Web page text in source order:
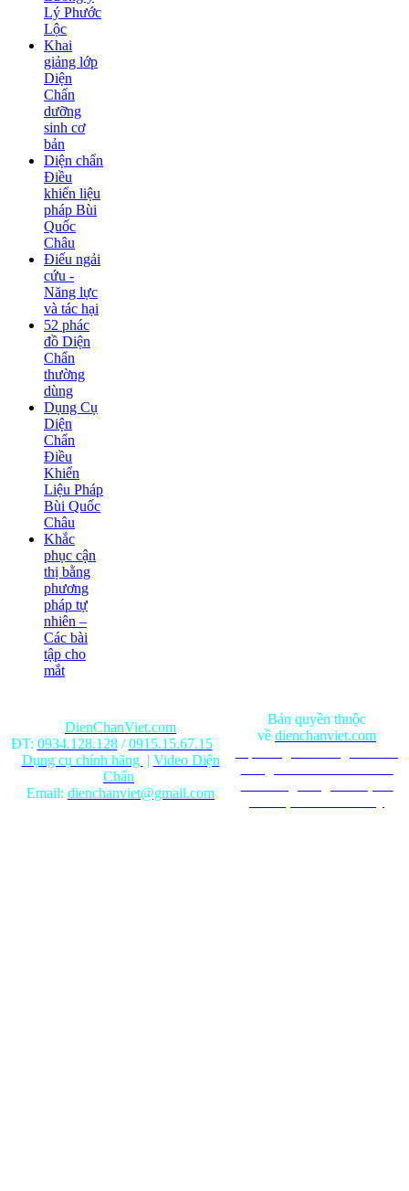
Lý Phước
Lộc
Khai
giảng lớp
Diện
Chẩn
dưỡng
sinh cơ
bản
Diện chẩn
Điều
khiển liệu
pháp Bùi
Quốc
Châu
Điếu ngải
cứu -
Năng lực
và tác hại
52 phác
đồ Diện
Chẩn
thường
dùng
Dụng Cụ
Diện
Chẩn
Điều
Khiển
Liệu Pháp
Bùi Quốc
Châu
Khắc
phục cận
thị bằng
phương
pháp tự
nhiên –
Các bài
tập cho
mắt
DienChanViet.com
ĐT: 0934.128.128/0915.15.67.15
Dụng cụ chính hãng | Video Diện
Chẩn
Email: dienchanviet@gmail.com
Bản quyền thuộc
về dienchanviet.com